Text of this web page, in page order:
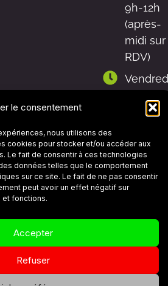
le consentement
nous utilisons des
cookies pour stocker et/ou accéder aux
Le fait de consentir à ces technologies
données telles que le comportement
sur ce site. Le fait de ne pas consentir
peut avoir un effet négatif sur
et fonctions.
Accepter
Refuser
9h-12h
(après-
midi sur
RDV)
12h30 et
17h
Samedi
9h-12h
(UE) Mentions légales
générales de ventes